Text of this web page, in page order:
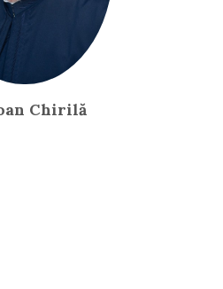
Chirilă